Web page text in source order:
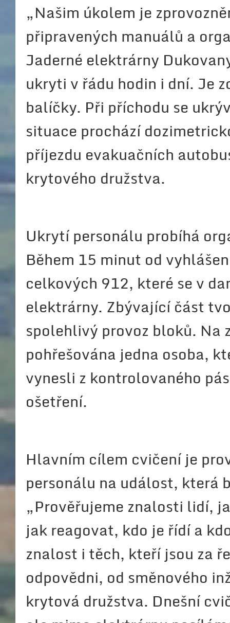
„Našim úkolem je
připravených manuálů a
Jaderné elektrárny
ukryti v řádu hodin i dní. Je
balíčky. Při příchodu se
situace prochází
příjezdu evakuačních
krytového družstva.
Ukrytí personálu probíhá
Během 15 minut od
celkových 912, které se v
elektrárny. Zbývající část
spolehlivý provoz bloků.
pohřešována jedna osoba,
vynesli z kontrolovaného
ošetření.
Hlavním cílem cvičení je
personálu na událost, která
„Prověřujeme znalosti lidí,
jak reagovat, kdo je řídí a
znalost i těch, kteří jsou za
odpovědni, od směnového
krytová družstva. Dnešní